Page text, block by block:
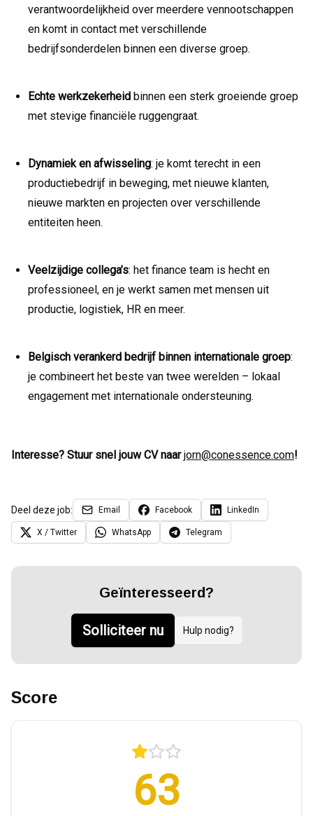
verantwoordelijkheid over meerdere vennootschappen
en komt in contact met verschillende
bedrijfsonderdelen binnen een diverse groep.
Echte werkzekerheid binnen een sterk groeiende groep
met stevige financiële ruggengraat.
Dynamiek en afwisseling: je komt terecht in een
productiebedrijf in beweging, met nieuwe klanten,
nieuwe markten en projecten over verschillende
entiteiten heen.
Veelzijdige collega’s: het finance team is hecht en
professioneel, en je werkt samen met mensen uit
productie, logistiek, HR en meer.
Belgisch verankerd bedrijf binnen internationale groep:
je combineert het beste van twee werelden – lokaal
engagement met internationale ondersteuning.
Interesse? Stuur snel jouw CV naarjorn@conessence.com!
Deel deze job: Email Facebook LinkedIn
X / Twitter WhatsApp Telegram
Geïnteresseerd?
Solliciteer nu Hulp nodig?
Score
63